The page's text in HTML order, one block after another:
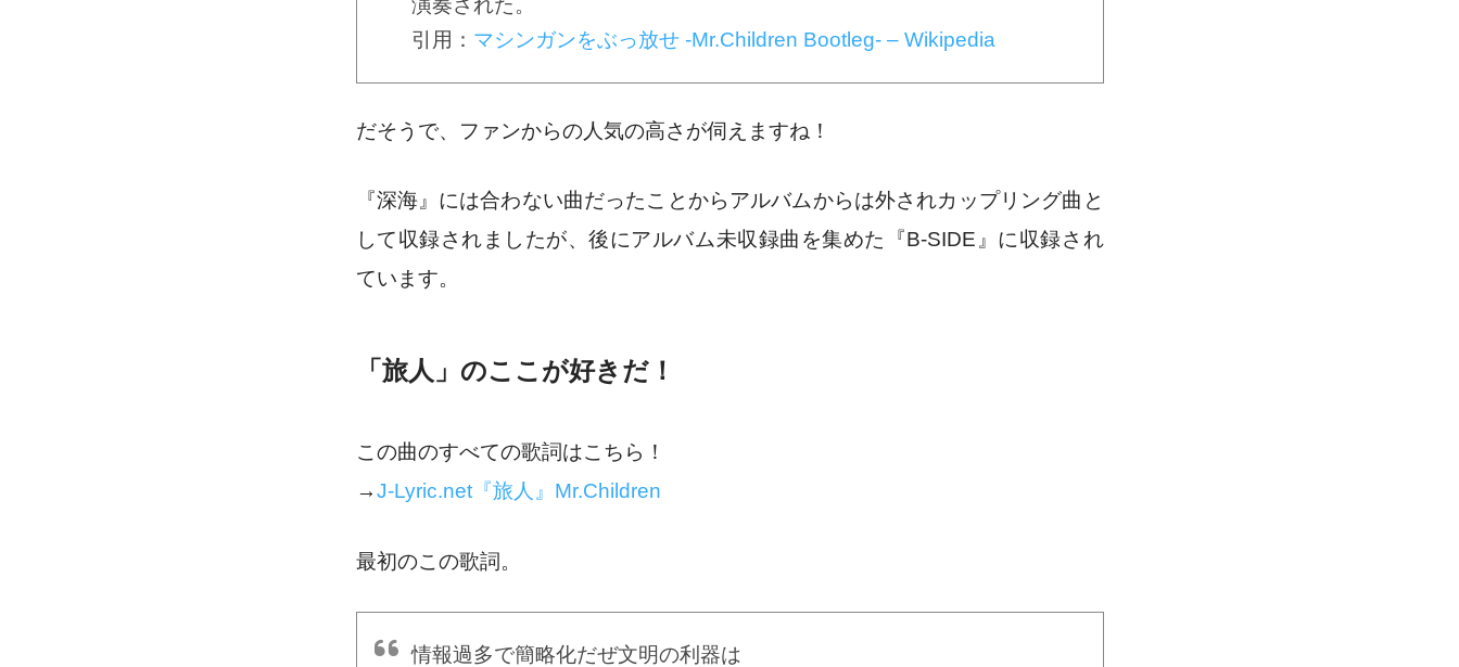
演奏された。
引用： マシンガンをぶっ放せ -Mr.Children Bootleg- – Wikipedia
だそうで、ファンからの人気の高さが伺えますね！
『深海』には合わない曲だったことからアルバムからは外されカップリング曲と
して収録されましたが、後にアルバム未収録曲を集めた『B-SIDE』に収録され
ています。
「旅人」のここが好きだ！
この曲のすべての歌詞はこちら！
→J-Lyric.net『旅人』Mr.Children
最初のこの歌詞。
情報過多で簡略化だぜ文明の利器は